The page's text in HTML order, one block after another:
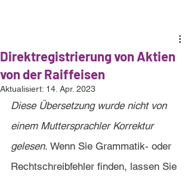
Direktregistrierung von Aktien
von der Raiffeisen
Aktualisiert: 14. Apr. 2023
Diese Übersetzung wurde nicht von
einem Muttersprachler Korrektur
gelesen. Wenn Sie Grammatik- oder
Rechtschreibfehler finden, lassen Sie